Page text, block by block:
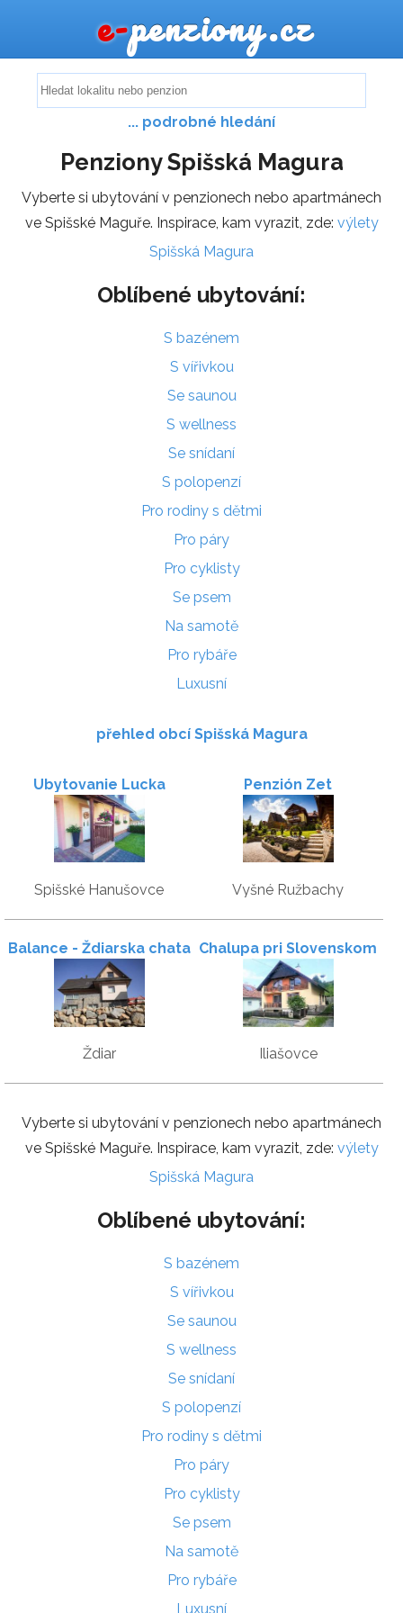
e-penziony.cz
... podrobné hledání
Penziony Spišská Magura
Vyberte si ubytování v penzionech nebo apartmánech
ve Spišské Maguře. Inspirace, kam vyrazit, zde: výlety
Spišská Magura
Oblíbené ubytování:
S bazénem
S vířivkou
Se saunou
S wellness
Se snídaní
S polopenzí
Pro rodiny s dětmi
Pro páry
Pro cyklisty
Se psem
Na samotě
Pro rybáře
Luxusní
přehled obcí Spišská Magura
Ubytovanie Lucka
Spišské Hanušovce
Penzión Zet
Vyšné Ružbachy
Balance - Ždiarska chata
Ždiar
Chalupa pri Slovenskom
raji
Iliašovce
Vyberte si ubytování v penzionech nebo apartmánech
ve Spišské Maguře. Inspirace, kam vyrazit, zde: výlety
Spišská Magura
Oblíbené ubytování:
S bazénem
S vířivkou
Se saunou
S wellness
Se snídaní
S polopenzí
Pro rodiny s dětmi
Pro páry
Pro cyklisty
Se psem
Na samotě
Pro rybáře
Luxusní